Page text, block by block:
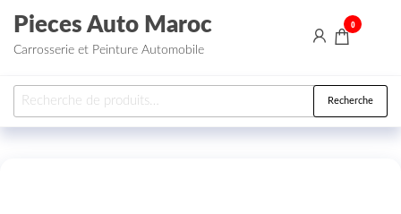
Aller au contenu
Pieces Auto Maroc
Carrosserie et Peinture Automobile
0
Recherche pour : Recherche